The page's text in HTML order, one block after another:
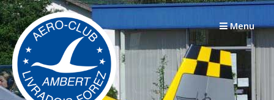
Passer
au
contenu
Menu